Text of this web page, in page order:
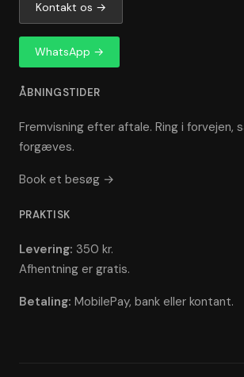
Kontakt os →
WhatsApp →
ÅBNINGSTIDER
Fremvisning efter aftale. Ring i forvejen,
forgæves.
Book et besøg →
PRAKTISK
Levering: 350 kr.
Afhentning er gratis.
Betaling: MobilePay, bank eller kontant.